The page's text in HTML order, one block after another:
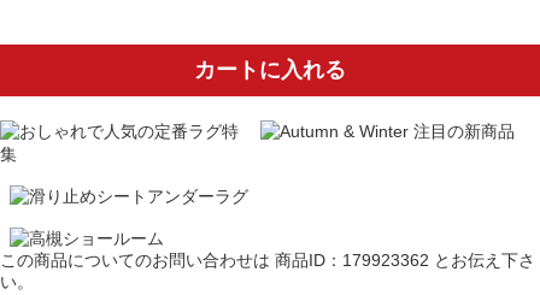
カートに入れる
この商品についてのお問い合わせは 商品ID：179923362 とお伝え下さ
い。